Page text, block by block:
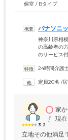
個室 / Bタイプ
パナソニ
る住まい
神奈川県相
の高齢者の
のサービス
大野」駅か
クグループ
24時間介護
定員20名 /
3.2
家か
現
立地その他満足